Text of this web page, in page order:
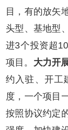
目，有的放矢
头型、基地型
进3个投资超10
项目。 大力开
约入驻、开工
度，一个项目
按照协议约定